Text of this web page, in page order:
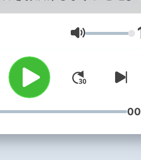
しい眠りへと導きます。
スを和らげ、心を落ち着け
き、日常の喧騒から離れる
けをします。安心してリ
スできる空間を作り出し、
体をリフレッシュさせるお
音量